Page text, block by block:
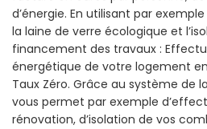
d’énergie. En utilisant par
la laine de verre écologique et
financement des travaux :
énergétique de votre logement
Taux Zéro. Grâce au système de
vous permet par exemple
rénovation, d’isolation de vos